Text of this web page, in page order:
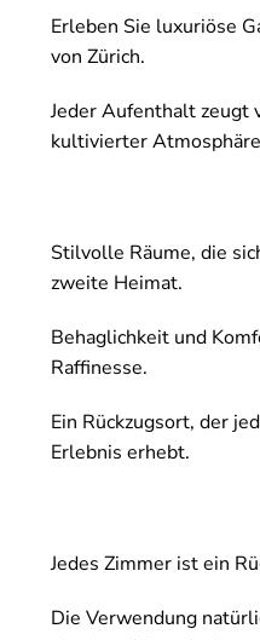
Erleben Sie luxuriöse
von Zürich.
Jeder Aufenthalt zeugt
kultivierter
Stilvolle Räume, die
zweite Heimat.
Behaglichkeit und
Raffinesse.
Ein Rückzugsort, der
Erlebnis erhebt.
Jedes Zimmer ist ein
Die Verwendung